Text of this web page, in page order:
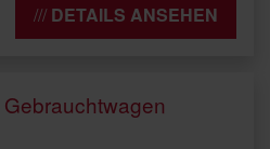
DETAILS ANSEHEN